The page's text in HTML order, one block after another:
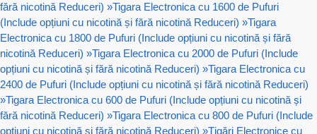
fără nicotină Reduceri) »Tigara Electronica cu 1600 de Pufuri
(Include opțiuni cu nicotină și fără nicotină Reduceri) »Tigara
Electronica cu 1800 de Pufuri (Include opțiuni cu nicotină și fără
nicotină Reduceri) »Tigara Electronica cu 2000 de Pufuri (Include
opțiuni cu nicotină și fără nicotină Reduceri) »Tigara Electronica cu
2400 de Pufuri (Include opțiuni cu nicotină și fără nicotină Reduceri)
»Tigara Electronica cu 600 de Pufuri (Include opțiuni cu nicotină și
fără nicotină Reduceri) »Tigara Electronica cu 800 de Pufuri (Include
opțiuni cu nicotină și fără nicotină Reduceri) »Țigări Electronice cu